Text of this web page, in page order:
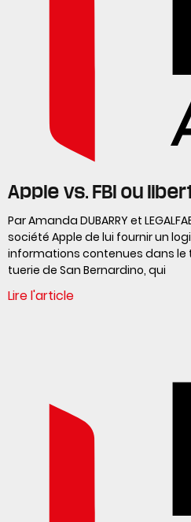
Apple vs. FBI ou
Par Amanda DUBARRY et
société Apple de lui fournir un
informations contenues dans le
tuerie de San Bernardino, qui
Lire l'article